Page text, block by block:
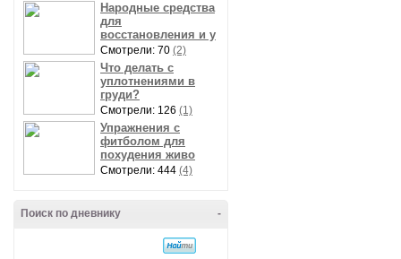
Народные средства
для
восстановления и у
Смотрели: 70 (2)
Что делать с
уплотнениями в
груди?
Смотрели: 126 (1)
Упражнения с
фитболом для
похудения живо
Смотрели: 444 (4)
-
Поиск по дневнику